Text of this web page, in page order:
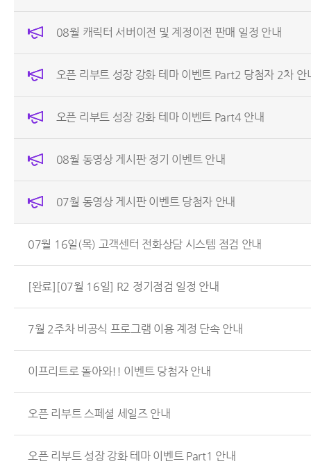
08월 캐릭터 서버이전 및 계정이전 판매 일정 안내
오픈 리부트 성장 강화 테마 이벤트 Part2 당첨자 2차 안
오픈 리부트 성장 강화 테마 이벤트 Part4 안내
08월 동영상 게시판 정기 이벤트 안내
07월 동영상 게시판 이벤트 당첨자 안내
07월 16일(목) 고객센터 전화상담 시스템 점검 안내
[완료][07월 16일] R2 정기점검 일정 안내
7월 2주차 비공식 프로그램 이용 계정 단속 안내
이프리트로 돌아와!! 이벤트 당첨자 안내
오픈 리부트 스페셜 세일즈 안내
오픈 리부트 성장 강화 테마 이벤트 Part1 안내